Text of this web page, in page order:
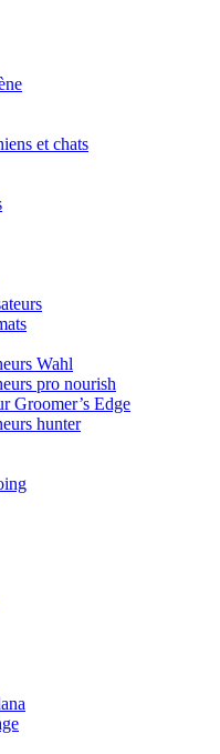
et chats
Wahl
pro nourish
Groomer’s Edge
hunter